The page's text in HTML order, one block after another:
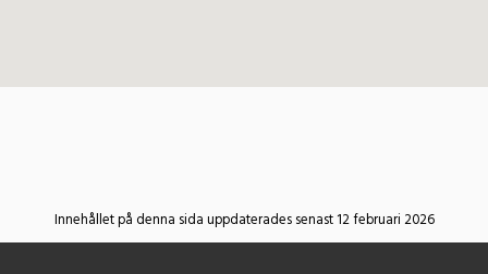
Innehållet på denna sida uppdaterades senast 12 februari 2026